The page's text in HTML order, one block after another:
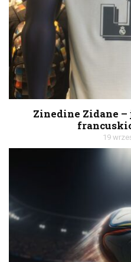
Zinedine Zidane
19